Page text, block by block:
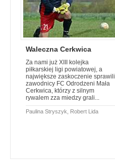
Waleczna Cerkwica
Za nami już XIII kolejka
piłkarskiej ligi powiatowej, a
największe zaskoczenie sprawili
zawodnicy FC Odrodzeni Mała
Cerkwica, którzy z silnym
rywalem zza miedzy grali...
Paulina Stryszyk, Robert Lida